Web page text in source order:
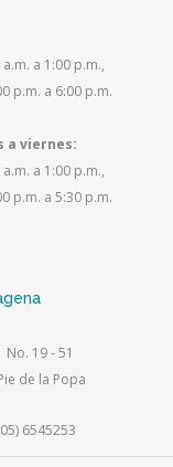
a 1:00 p.m.,
p.m. a 6:00 p.m.
a viernes:
a 1:00 p.m.,
p.m. a 5:30 p.m.
No. 19 - 51
de la Popa
6545253